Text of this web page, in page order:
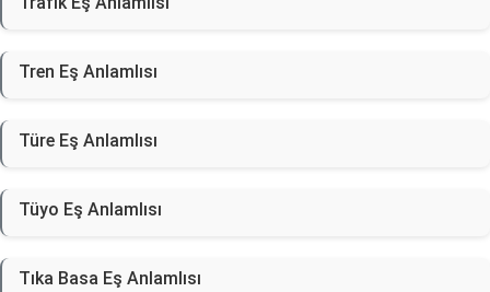
Tren Eş Anlamlısı
Türe Eş Anlamlısı
Tüyo Eş Anlamlısı
Tıka Basa Eş Anlamlısı